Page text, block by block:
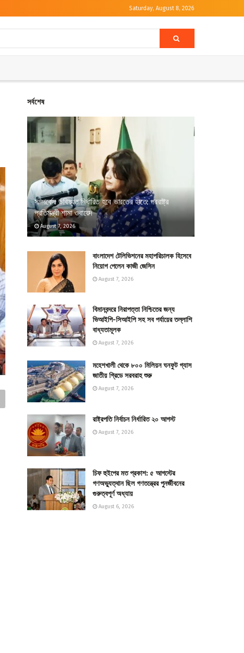
Saturday, August 8, 2026
সর্বশেষ
সম্পর্কের ভবিষ্যত নির্ধারিত হবে ভারতের হাতে: পররাষ্ট্র
প্রতিমন্ত্রী শামা ওবায়েদ
August 7, 2026
বাংলাদেশ টেলিভিশনের মহাপরিচালক হিসেবে
নিয়োগ পেলেন কাজী জেসিন
August 7, 2026
বিমানবন্দরে নিরাপত্তা নিশ্চিতের জন্য
ভিআইপি-সিআইপি সহ সব পর্যায়ের তল্লাশি
বাধ্যতামূলক
August 7, 2026
মহেশখালী থেকে ৮০০ মিলিয়ন ঘনফুট গ্যাস
জাতীয় গ্রিডে সরবরাহ শুরু
August 7, 2026
রাষ্ট্রপতি নির্বাচন নির্ধারিত ২০ আগস্ট
August 7, 2026
চিফ হুইপের মত প্রকাশ: ৫ আগস্টের
গণঅভ্যুত্থান ছিল গণতন্ত্রের পুনর্জীবনের
গুরুত্বপূর্ণ অধ্যায়
August 6, 2026